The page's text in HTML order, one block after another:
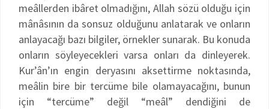
meâllerden ibâret olmadığını, Allah sözü olduğu için
mânâsının da sonsuz olduğunu anlatarak ve onların
anlayacağı bazı bilgiler, örnekler sunarak. Bu konuda
onların söyleyecekleri varsa onları da dinleyerek.
Kur’ân’ın engin deryasını aksettirme noktasında,
meâlin bire bir tercüme bile olamayacağını, bunun
için “tercüme” değil “meâl” dendiğini de